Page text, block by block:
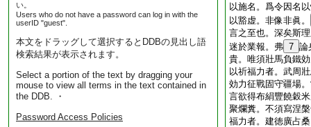
い。
Users who do not have a password can log in with the
userID "guest".
本文をドラッグして選択するとDDBの見出し語
検索結果が表示されます。
Select a portion of the text by dragging your
mouse to view all terms in the text contained in
the DDB. ・
Password Access Policies
以施名。爲令因名
以豁虚。非像非眞。
言之至也。深矣斯
迷於業報。弗 7 論
貴。唯須壯馬負鐵
以祈福力者。武周
効力征戰固守疆場
言欲得布絹豐饒穀
聚爛糞。不須寫涅
福力者。建徳廣占